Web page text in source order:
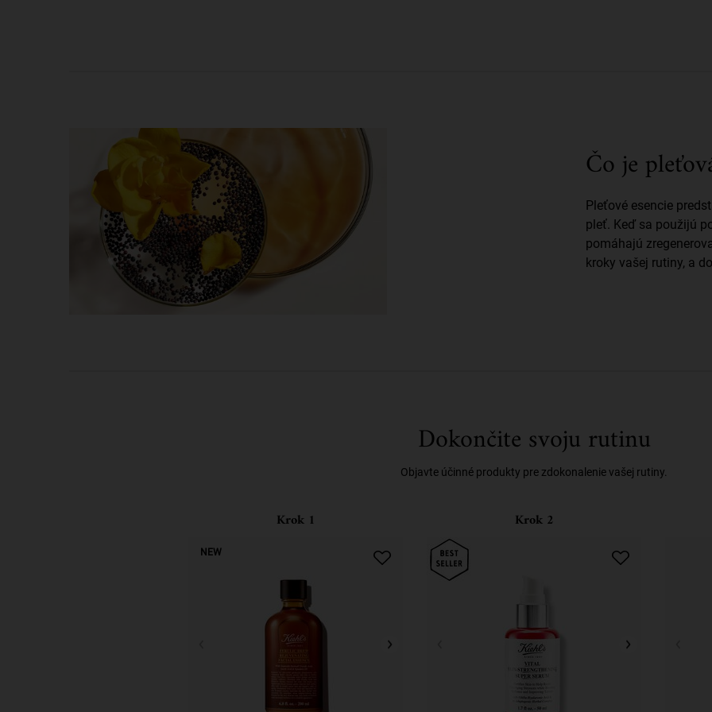
Čo je
Pleťové esencie
pleť. Keď sa použijú
pomáhajú
kroky vašej rutiny, a
Dokončite svoju rutinu
Objavte účinné produkty pre zdokonalenie vašej rutiny.
Krok 1
NEW
Krok 2